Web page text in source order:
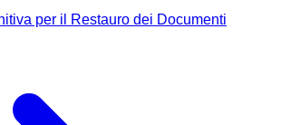
per il Restauro dei Documenti